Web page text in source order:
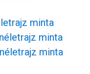
minta
minta
minta